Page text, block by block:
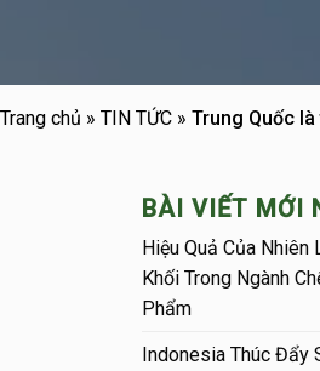
Trang chủ » TIN TỨC » Trung Quốc
BÀI VIẾT MỚI
Hiệu Quả Của Nhiên
Khối Trong Ngành
Phẩm
Indonesia Thúc Đẩy